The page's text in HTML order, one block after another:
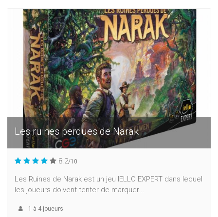
Les ruines perdues de Narak
8.2/10
Les Ruines de Narak est un jeu IELLO EXPERT dans lequel
les joueurs doivent tenter de marquer...
1 à 4 joueurs